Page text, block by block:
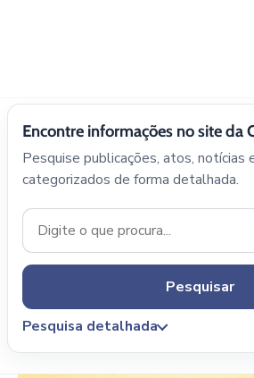
Encontre informações no site da
Pesquise publicações, atos, notícias
categorizados de forma detalhada.
Pesquisar
Pesquisa detalhada